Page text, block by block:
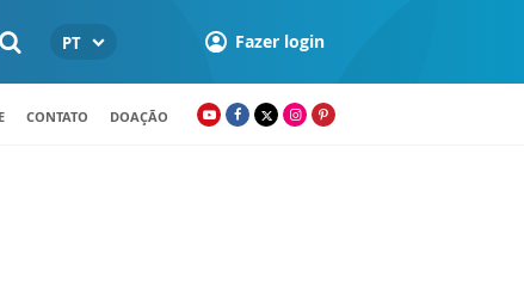
PT Fazer login
CONTATO DOAÇÃO